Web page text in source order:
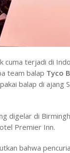
cuma terjadi di
team balap Tyco
balap di ajang
digelar di
Premier Inn.
bahwa